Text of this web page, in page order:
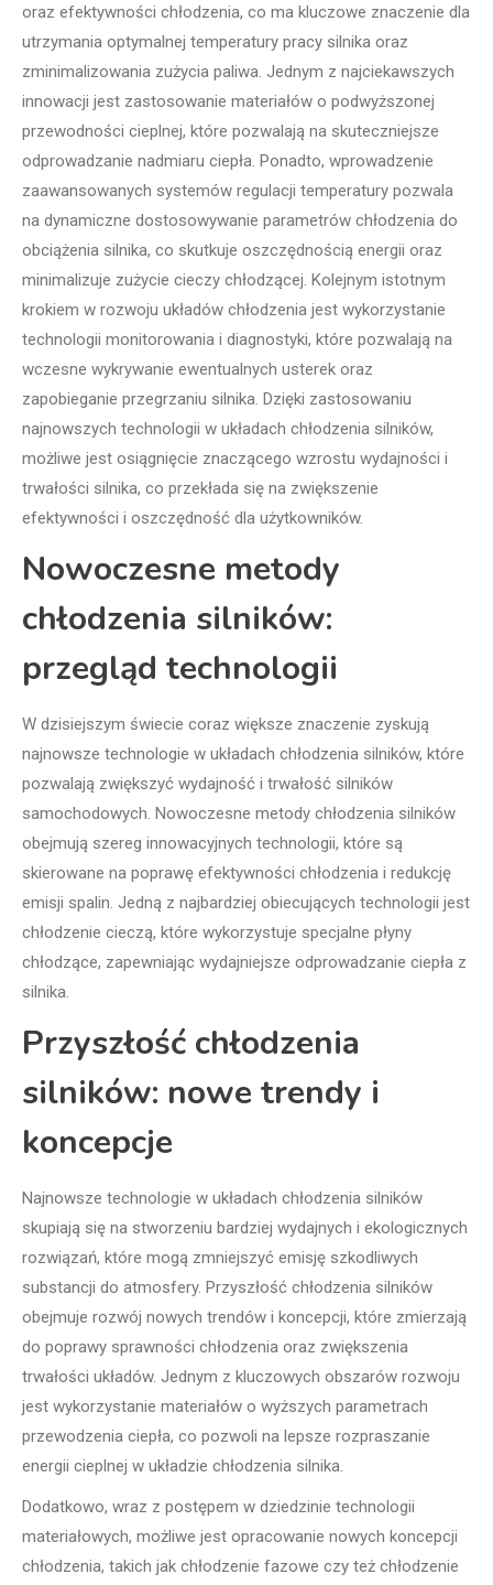
oraz efektywności chłodzenia, co ma kluczowe znaczenie dla
utrzymania optymalnej temperatury pracy silnika oraz
zminimalizowania zużycia paliwa. Jednym z najciekawszych
innowacji jest zastosowanie materiałów o podwyższonej
przewodności cieplnej, które pozwalają na skuteczniejsze
odprowadzanie nadmiaru ciepła. Ponadto, wprowadzenie
zaawansowanych systemów regulacji temperatury pozwala
na dynamiczne dostosowywanie parametrów chłodzenia do
obciążenia silnika, co skutkuje oszczędnością energii oraz
minimalizuje zużycie cieczy chłodzącej. Kolejnym istotnym
krokiem w rozwoju układów chłodzenia jest wykorzystanie
technologii monitorowania i diagnostyki, które pozwalają na
wczesne wykrywanie ewentualnych usterek oraz
zapobieganie przegrzaniu silnika. Dzięki zastosowaniu
najnowszych technologii w układach chłodzenia silników,
możliwe jest osiągnięcie znaczącego wzrostu wydajności i
trwałości silnika, co przekłada się na zwiększenie
efektywności i oszczędność dla użytkowników.
Nowoczesne metody
chłodzenia silników:
przegląd technologii
W dzisiejszym świecie coraz większe znaczenie zyskują
najnowsze technologie w układach chłodzenia silników, które
pozwalają zwiększyć wydajność i trwałość silników
samochodowych. Nowoczesne metody chłodzenia silników
obejmują szereg innowacyjnych technologii, które są
skierowane na poprawę efektywności chłodzenia i redukcję
emisji spalin. Jedną z najbardziej obiecujących technologii jest
chłodzenie cieczą, które wykorzystuje specjalne płyny
chłodzące, zapewniając wydajniejsze odprowadzanie ciepła z
silnika.
Przyszłość chłodzenia
silników: nowe trendy i
koncepcje
Najnowsze technologie w układach chłodzenia silników
skupiają się na stworzeniu bardziej wydajnych i ekologicznych
rozwiązań, które mogą zmniejszyć emisję szkodliwych
substancji do atmosfery. Przyszłość chłodzenia silników
obejmuje rozwój nowych trendów i koncepcji, które zmierzają
do poprawy sprawności chłodzenia oraz zwiększenia
trwałości układów. Jednym z kluczowych obszarów rozwoju
jest wykorzystanie materiałów o wyższych parametrach
przewodzenia ciepła, co pozwoli na lepsze rozpraszanie
energii cieplnej w układzie chłodzenia silnika.
Dodatkowo, wraz z postępem w dziedzinie technologii
materiałowych, możliwe jest opracowanie nowych koncepcji
chłodzenia, takich jak chłodzenie fazowe czy też chłodzenie